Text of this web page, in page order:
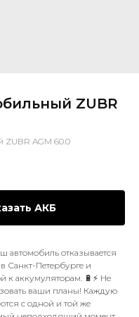
ZUBR
AGM 60.0
АКБ
автомобиль отказывается
Санкт-Петербурге и
к аккумуляторам. 🔋⚡️ Не
ваши планы! Каждую
с одной и той же